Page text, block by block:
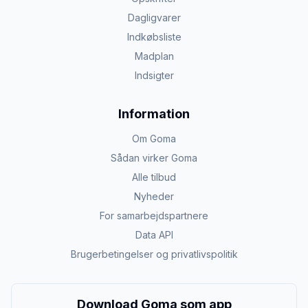
Dagligvarer
Indkøbsliste
Madplan
Indsigter
Information
Om Goma
Sådan virker Goma
Alle tilbud
Nyheder
For samarbejdspartnere
Data API
Brugerbetingelser og privatlivspolitik
Download Goma som app